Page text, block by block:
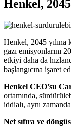
Henkel,
Henkel, 2045 yılına
gazı emisyonlarını
etkiyi daha da
başlangıcına işaret
Henkel CEO’su
ortamında,
iddialı, aynı
Net sıfıra ve